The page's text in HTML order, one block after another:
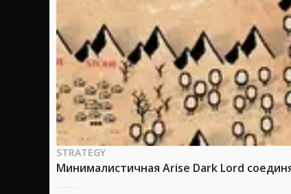
STRATEGY
Минималистичная Arise Dark Lord